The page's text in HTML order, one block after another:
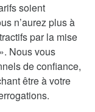
soient
n’aurez plus à
par la mise
Nous vous
de confiance,
être à votre